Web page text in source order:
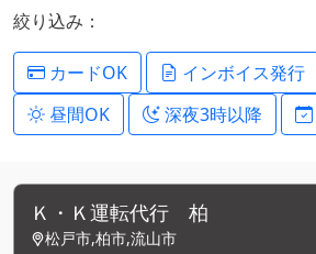
絞り込み：
カードOK インボイス発行
昼間OK
深夜3時以降
Ｋ・Ｋ運転代行 柏
松戸市,柏市,流山市